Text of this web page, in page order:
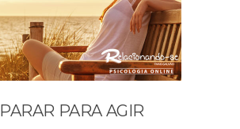
PARAR PARA AGIR